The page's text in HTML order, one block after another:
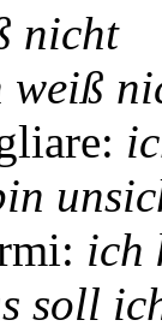
nicht
weiß
ich
soll